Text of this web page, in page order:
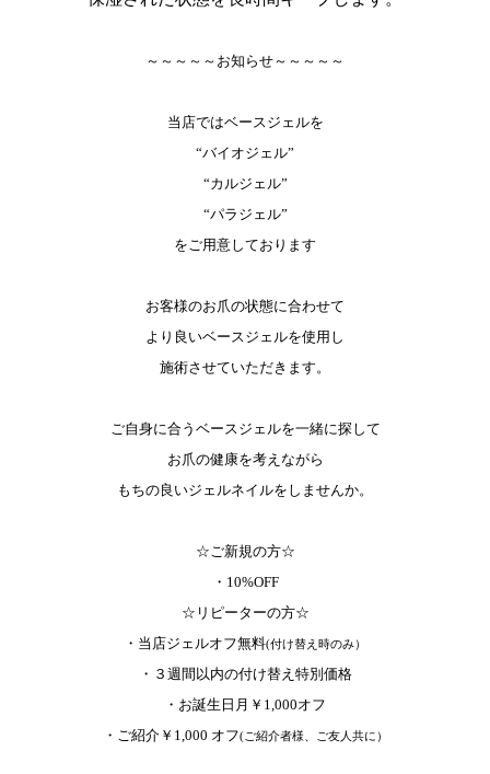
～～～～～お知らせ～～～～～
当店ではベースジェルを
“バイオジェル”
“カルジェル”
“パラジェル”
をご用意しております
お客様のお爪の状態に合わせて
より良いベースジェルを使用し
施術させていただきます。
ご自身に合うベースジェルを一緒に探して
お爪の健康を考えながら
もちの良いジェルネイルをしませんか。
☆ご新規の方☆
・10%OFF
☆リピーターの方☆
・当店ジェルオフ無料(付け替え時のみ）
・３週間以内の付け替え特別価格
・お誕生日月￥1,000オフ
・ご紹介￥1,000 オフ(ご紹介者様、ご友人共に）